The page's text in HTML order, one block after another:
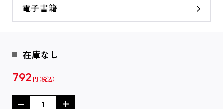
電子書籍
在庫なし
792 円